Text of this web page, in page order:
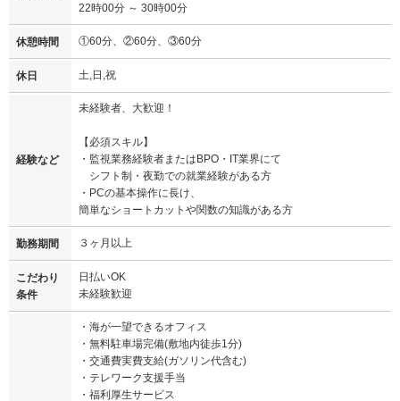
22時00分 ～ 30時00分
休憩時間 ①60分、②60分、③60分
休日 土,日,祝
経験など
未経験者、大歓迎！
【必須スキル】
・監視業務経験者またはBPO・IT業界にて
シフト制・夜勤での就業経験がある方
・PCの基本操作に長け、
簡単なショートカットや関数の知識がある方
勤務期間 ３ヶ月以上
こだわり
条件
日払いOK
未経験歓迎
・海が一望できるオフィス
・無料駐車場完備(敷地内徒歩1分)
・交通費実費支給(ガソリン代含む)
・テレワーク支援手当
・福利厚生サービス